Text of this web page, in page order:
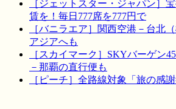
［ジェットスター・ジャパン］
賃を！毎日777席を777円で
［バニラエア］関西空港－台北
アジアへも
［スカイマーク］SKYバーゲン
－那覇の直行便も
［ピーチ］全路線対象「旅の感